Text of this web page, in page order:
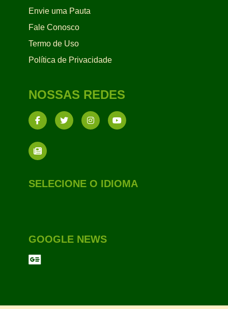
Envie uma Pauta
Fale Conosco
Termo de Uso
Política de Privacidade
NOSSAS REDES
SELECIONE O IDIOMA
GOOGLE NEWS